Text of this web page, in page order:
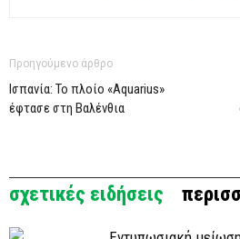
Προηγούμενο άρθρο
Ισπανία: Το πλοίο «Aquarius»
έφτασε στη Βαλένθια
σχετικές ειδήσεις